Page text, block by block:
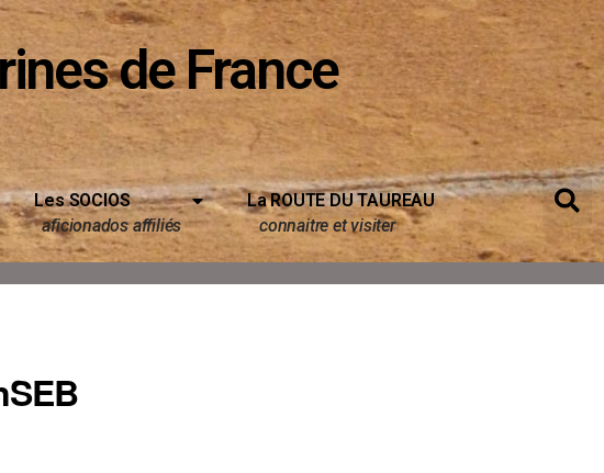
de France
Les SOCIOS
aficionados affiliés
La ROUTE DU TAUREAU
connaitre et visiter